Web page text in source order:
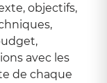
objectifs,
avec les
de chaque